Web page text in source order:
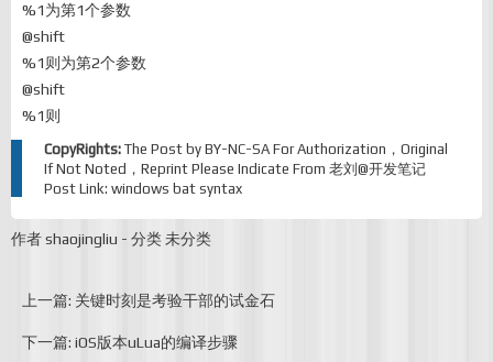
%1为第1个参数
@shift
%1则为第2个参数
@shift
%1则
CopyRights: The Post by BY-NC-SA For Authorization，Original
If Not Noted，Reprint Please Indicate From 老刘@开发笔记
Post Link: windows bat syntax
作者shaojingliu - 分类未分类
上一篇: 关键时刻是考验干部的试金石
下一篇: iOS版本uLua的编译步骤